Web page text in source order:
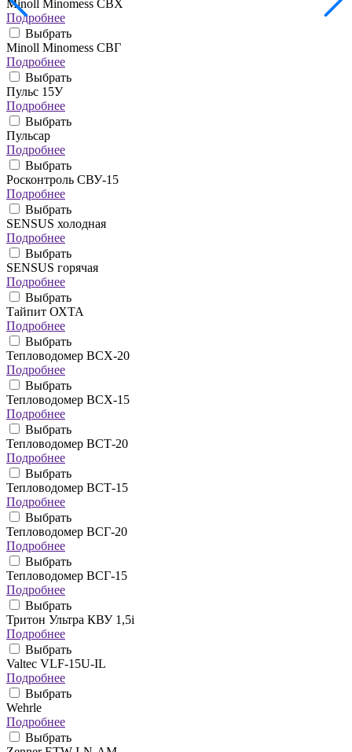
Minoll Minomess СВХ
Подробнее
Выбрать
Minoll Minomess СВГ
Подробнее
Выбрать
Пульс 15У
Подробнее
Выбрать
Пульсар
Подробнее
Выбрать
Росконтроль СВУ-15
Подробнее
Выбрать
SENSUS холодная
Подробнее
Выбрать
SENSUS горячая
Подробнее
Выбрать
Тайпит ОХТА
Подробнее
Выбрать
Тепловодомер ВСХ-20
Подробнее
Выбрать
Тепловодомер ВСХ-15
Подробнее
Выбрать
Тепловодомер ВСТ-20
Подробнее
Выбрать
Тепловодомер ВСТ-15
Подробнее
Выбрать
Тепловодомер ВСГ-20
Подробнее
Выбрать
Тепловодомер ВСГ-15
Подробнее
Выбрать
Тритон Ультра КВУ 1,5i
Подробнее
Выбрать
Valtec VLF-15U-IL
Подробнее
Выбрать
Wehrle
Подробнее
Выбрать